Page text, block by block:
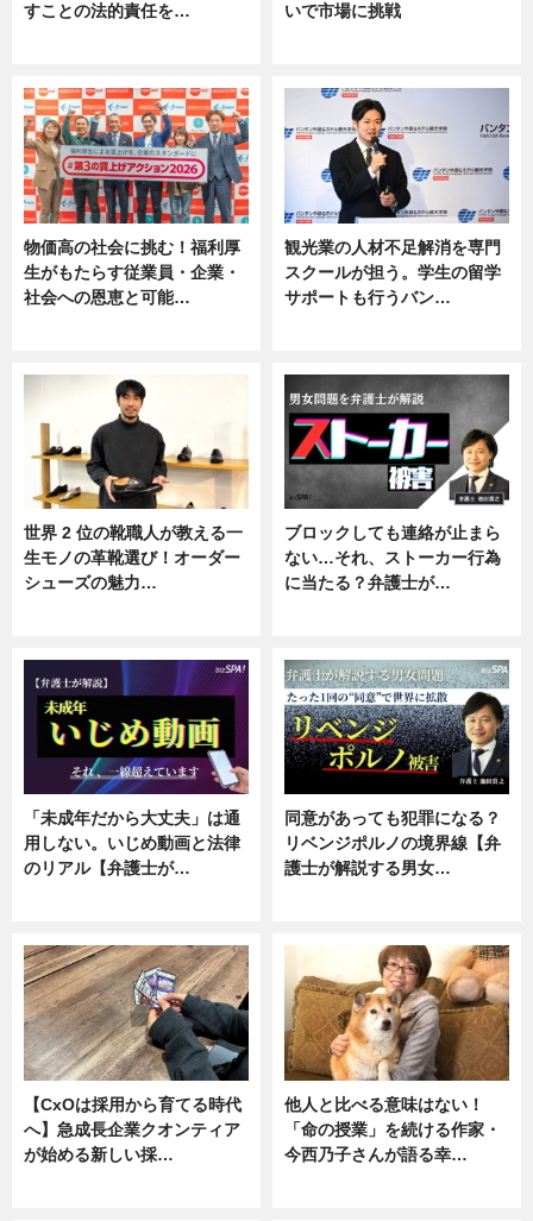
すことの法的責任を…
いで市場に挑戦
物価高の社会に挑む！福利厚
生がもたらす従業員・企業・
社会への恩恵と可能…
観光業の人材不足解消を専門
スクールが担う。学生の留学
サポートも行うバン…
世界 2 位の靴職人が教える一
生モノの革靴選び！オーダー
シューズの魅力…
ブロックしても連絡が止まら
ない…それ、ストーカー行為
に当たる？弁護士が…
「未成年だから大丈夫」は通
用しない。いじめ動画と法律
のリアル【弁護士が…
同意があっても犯罪になる？
リベンジポルノの境界線【弁
護士が解説する男女…
【CxOは採用から育てる時代
へ】急成長企業クオンティア
が始める新しい採…
他人と比べる意味はない！
「命の授業」を続ける作家・
今西乃子さんが語る幸…